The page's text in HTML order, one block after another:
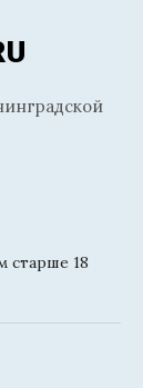
старше 18